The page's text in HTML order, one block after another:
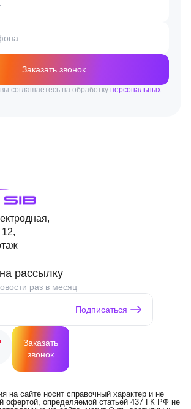
Заказать звонок
соглашаетесь на обработку персональных
рассылку
раз в месяц
Подписаться
Заказать
звонок
на сайте носит справочный характер и не
офертой, определяемой статьей 437 ГК РФ не